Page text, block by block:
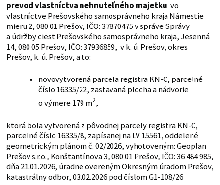
prevod vlastníctva nehnuteľného majetku vo
vlastníctve Prešovského samosprávneho kraja Námestie
mieru 2, 080 01 Prešov, IČO: 37870475 v správe Správy
a údržby ciest Prešovského samosprávneho kraja, Jesenná
14, 080 05 Prešov, IČO: 37936859, v k. ú. Prešov, okres
Prešov, k. ú. Prešov, a to:
novovytvorená parcela registra KN-C, parcelné
číslo 16335/22, zastavaná plocha a nádvorie
o výmere 179 m2,
ktorá bola vytvorená z pôvodnej parcely registra KN-C,
parcelné číslo 16335/8, zapísanej na LV 15561, oddelené
geometrickým plánom č. 02/2026, vyhotoveným: Geoplan
Prešov s.r.o., Konštantínova 3, 080 01 Prešov, IČO: 36 484 985,
dňa 21.01.2026, úradne overeným Okresným úradom Prešov,
katastrálny odbor, 03.02.2026 pod číslom G1-108/26